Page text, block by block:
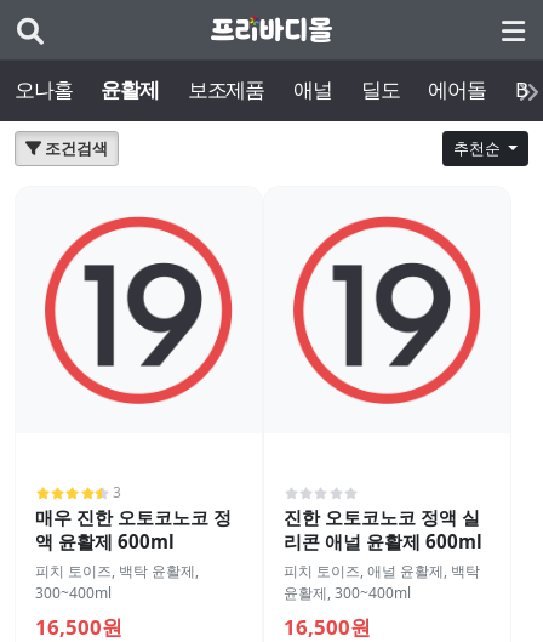
오나홀 윤활제 보조제품 애널 딜도 에어돌
조건검색 추천순
3
매우 진한 오토코노코 정
액 윤활제 600ml
피치 토이즈, 백탁 윤활제,
300~400ml
16,500원
진한 오토코노코 정액 실
리콘 애널 윤활제 600ml
피치 토이즈,애널 윤활제, 백탁
윤활제,300~400ml
16,500원